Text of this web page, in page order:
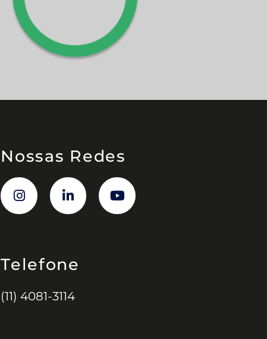
Nossas Redes
Telefone
(11) 4081-3114